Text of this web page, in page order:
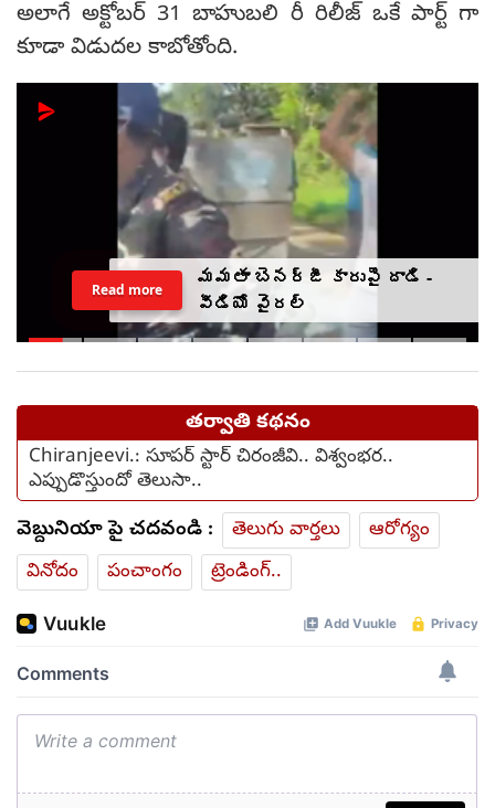
అలాగే అక్టోబర్ 31 బాహుబలి రీ రిలీజ్ ఒకే పార్ట్ గా
కూడా విడుదల కాబోతోంది.
మమతా బెనర్జీ కారుపై దాడి -
వీడియో వైరల్
Read more
తర్వాతి కథనం
Chiranjeevi.: సూపర్ స్టార్ చిరంజీవి.. విశ్వంభర..
ఎప్పుడొస్తుందో తెలుసా..
వెబ్దునియా పై చదవండి : తెలుగు వార్తలు
ఆరోగ్యం
వినోదం
పంచాంగం ట్రెండింగ్..